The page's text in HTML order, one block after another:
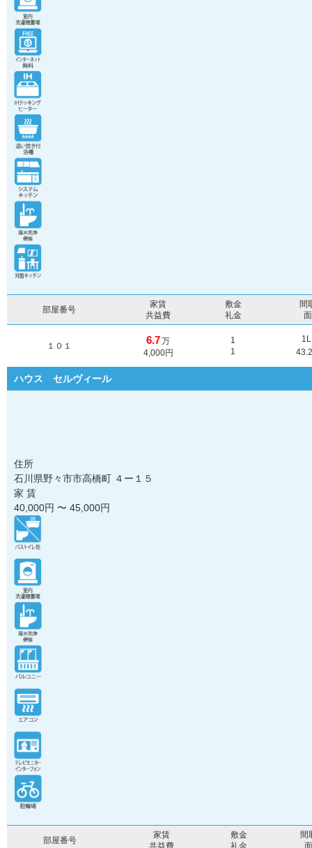
部屋番号
家賃
共益費
敷金
礼金
間
１０１ 6.7万
4,000円
1
1
ハウス セルヴィール
住所
石川県野々市市高橋町 ４ー１５
家 賃
40,000円 〜 45,000円
部屋番号
家賃
共益費
敷金
礼金
間